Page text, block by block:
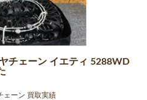
チェーン イエティ 5288WD
ェーン 買取実績